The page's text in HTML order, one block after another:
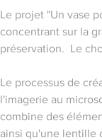
Le projet "Un vase
concentrant sur la
préservation. ​ Le
Le processus de
l'imagerie au
combine des
ainsi qu'une lentille